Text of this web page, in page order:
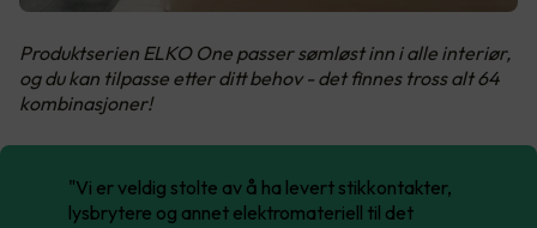
Produktserien ELKO One passer sømløst inn i alle interiør,
og du kan tilpasse etter ditt behov - det finnes tross alt 64
kombinasjoner!
"Vi er veldig stolte av å ha levert stikkontakter,
lysbrytere og annet elektromateriell til det